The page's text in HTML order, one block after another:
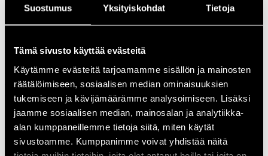
Suostumus Yksityiskohdat Tietoja
Tämä sivusto käyttää evästeitä
Käytämme evästeitä tarjoamamme sisällön ja mainosten
räätälöimiseen, sosiaalisen median ominaisuuksien
tukemiseen ja kävijämäärämme analysoimiseen. Lisäksi
jaamme sosiaalisen median, mainosalan ja analytiikka-
alan kumppaneillemme tietoja siitä, miten käytät
sivustoamme. Kumppanimme voivat yhdistää näitä
1990-luku
1998
1996
1995
1993
1992
1991
1980-luku